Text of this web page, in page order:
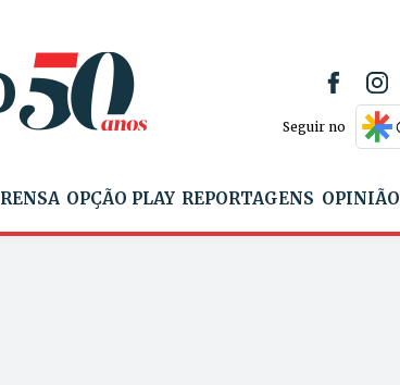
Seguir no
OPÇÃO PLAY REPORTAGENS OPINIÃO